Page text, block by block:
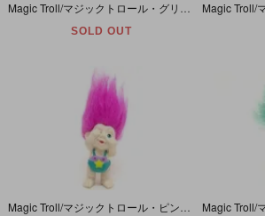
SOLD OUT
Magic Troll/マジックトロール・ピンク/星付きパンツ/PVC